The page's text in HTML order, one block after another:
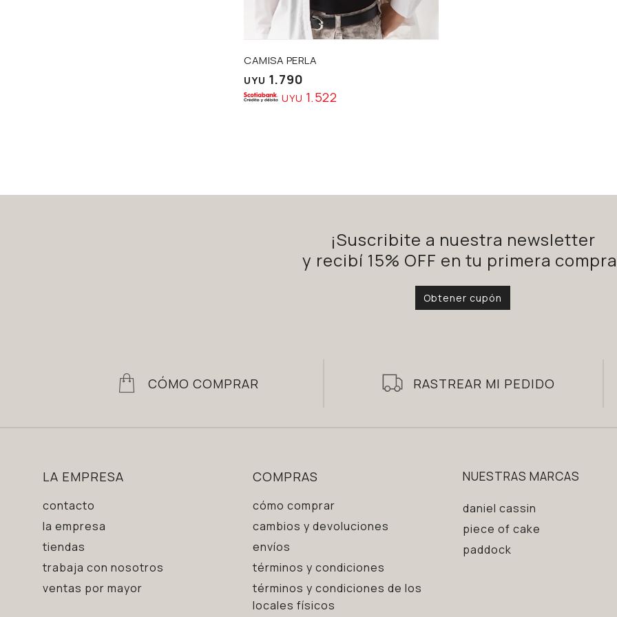
Talle
CAMISA PERLA
UYU 1.790
UYU 1.522
¡Suscribite a nuestra newsletter
y recibí 15% OFF en tu primera
Obtener cupón
CÓMO COMPRAR RASTREAR MI PEDIDO
LA EMPRESA
contacto
la empresa
tiendas
trabaja con nosotros
ventas por mayor
COMPRAS
cómo comprar
cambios y devoluciones
envíos
términos y condiciones
términos y condiciones de los
locales físicos
NUESTRAS MARCAS
daniel cassin
piece of cake
paddock